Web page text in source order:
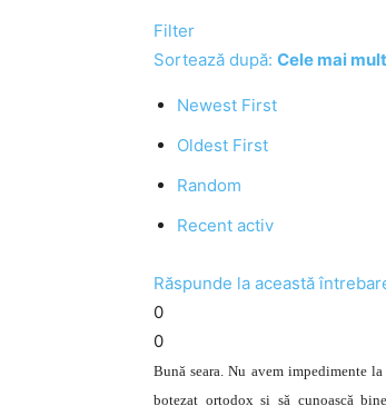
Filter
Sortează după: Cele mai
Newest First
Oldest First
Random
Recent activ
Răspunde la această
0
0
Bună seara. Nu avem impedimente
botezat ortodox și să cunoască